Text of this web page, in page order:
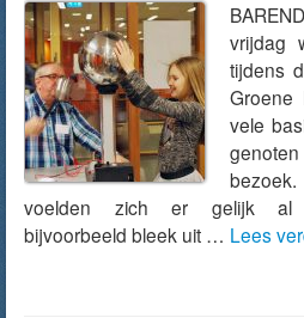
vrijdag
tijdens
Groene
vele
voelden zich er gelijk al
bijvoorbeeld bleek uit … Lees